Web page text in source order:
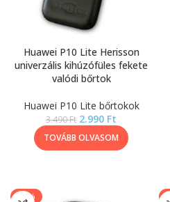
Huawei P10 Lite Herisson
univerzális kihúzófüles fekete
valódi bőrtok
Huawei P10 Lite bőrtokok
3.490Ft 2.990 Ft
TOVÁBB OLVASOM
-14%